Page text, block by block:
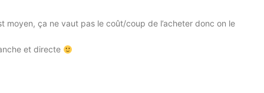
moyen, ça ne vaut pas le coût/coup de l’acheter donc on le
et directe